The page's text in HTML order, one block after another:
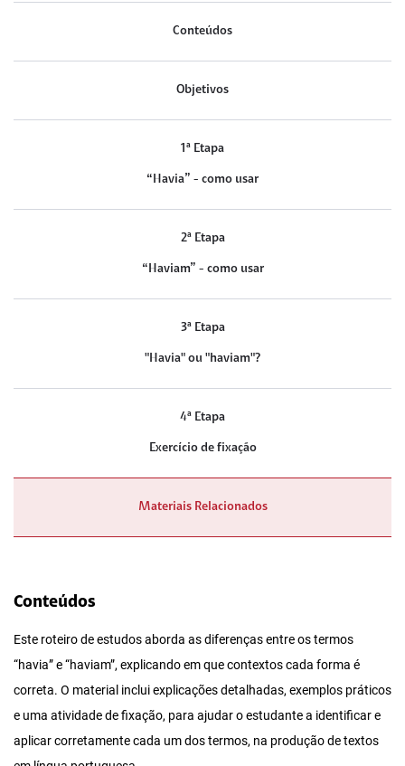
Conteúdos
Objetivos
1ª Etapa
“Havia” - como usar
2ª Etapa
“Haviam” - como usar
3ª Etapa
"Havia" ou "haviam"?
4ª Etapa
Exercício de fixação
Materiais Relacionados
Conteúdos
Este roteiro de estudos aborda as diferenças entre os termos
“havia” e “haviam”, explicando em que contextos cada forma é
correta. O material inclui explicações detalhadas, exemplos práticos
e uma atividade de fixação, para ajudar o estudante a identificar e
aplicar corretamente cada um dos termos, na produção de textos